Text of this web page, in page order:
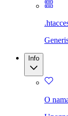
Info
O